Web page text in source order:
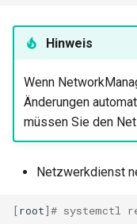
Hinweis
Wenn
Änderungen
müssen Sie den
Netzwerkdienst
[root]# systemctl